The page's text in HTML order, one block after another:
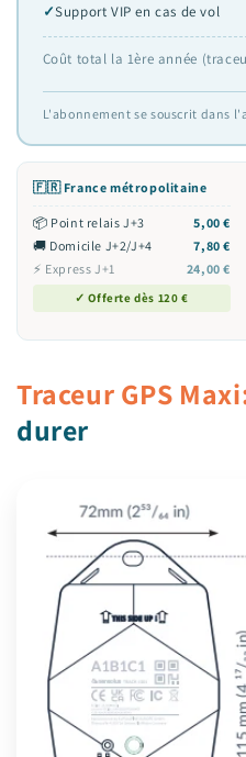
Support VIP en cas de vol
Coût total la 1ère année
L'abonnement se souscrit dans
🇫🇷 France métropolitaine
📦 Point relais J+3
5,00 €
🚚 Domicile J+2/J+4
7,80 €
⚡ Express J+1
24,00 €
✓ Offerte dès 120 €
Traceur GPS
durer